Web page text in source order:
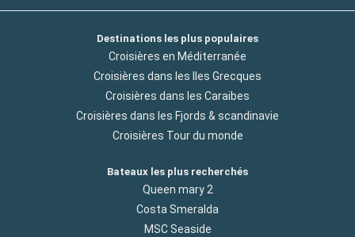
Destinations les plus populaires
Croisières en Méditerranée
Croisières dans les Iles Grecques
Croisières dans les Caraibes
Croisières dans les Fjords & scandinavie
Croisières Tour du monde
Bateaux les plus recherchés
Queen mary 2
Costa Smeralda
MSC Seaside